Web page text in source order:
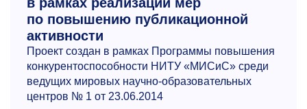
по повышению публикационной
активности
Проект создан в рамках Программы повышения
конкурентоспособности НИТУ «МИСиС» среди
ведущих мировых научно-образовательных
центров № 1 от 23.06.2014